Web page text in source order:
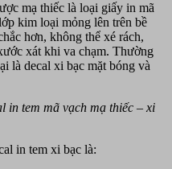
mạ thiếc là loại giấy in mã
kim loại mỏng lên trên bề
hơn, không thể xé rách,
xát khi va chạm. Thường
là decal xi bạc mặt bóng và
in tem mã vạch mạ thiếc – xi
in tem xi bạc là: